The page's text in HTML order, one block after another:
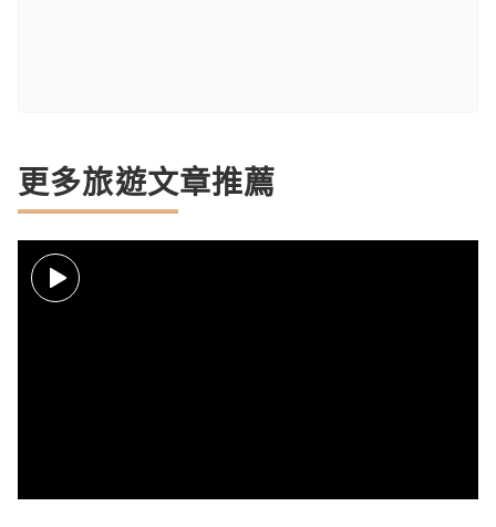
更多旅遊文章推薦